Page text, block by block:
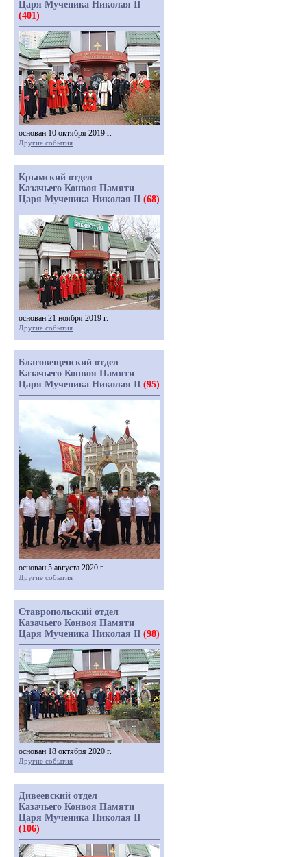
Царя Мученика Николая II
(401)
основан 10 октября 2019 г.
Другие события
Крымский отдел
Казачьего Конвоя Памяти
Царя Мученика Николая II (68)
основан 21 ноября 2019 г.
Другие события
Благовещенский отдел
Казачьего Конвоя Памяти
Царя Мученика Николая II (95)
основан 5 августа 2020 г.
Другие события
Ставропольский отдел
Казачьего Конвоя Памяти
Царя Мученика Николая II (98)
основан 18 октября 2020 г.
Другие события
Дивеевский отдел
Казачьего Конвоя Памяти
Царя Мученика Николая II
(106)